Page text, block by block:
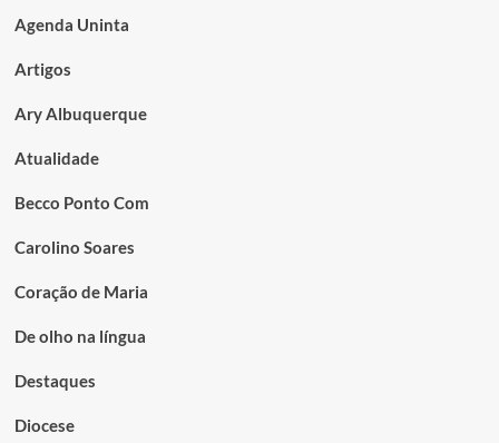
Agenda Uninta
Artigos
Ary Albuquerque
Atualidade
Becco Ponto Com
Carolino Soares
Coração de Maria
De olho na língua
Destaques
Diocese